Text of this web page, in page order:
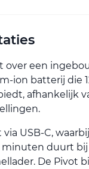
over een
ion batterij die
afhankelijk
USB-C,
minuten duurt
De Pivot